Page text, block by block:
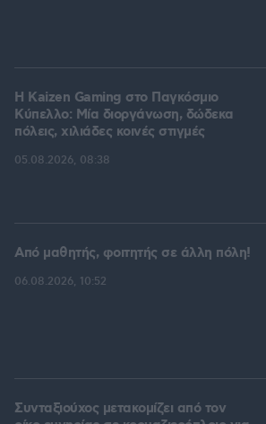
H Kaizen Gaming στο Παγκόσμιο
Kύπελλο: Μία διοργάνωση, δώδεκα
πόλεις, χιλιάδες κοινές στιγμές
05.08.2026, 08:38
Από μαθητής, φοιτητής σε άλλη πόλη!
06.08.2026, 10:52
Συνταξιούχος μετακομίζει από τον